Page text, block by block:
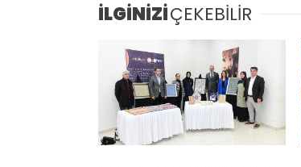
İLGİNİZİÇEKEBİLİR